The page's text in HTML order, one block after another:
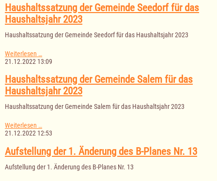
Sterley
für
das
2023
Haushaltssatzung der Gemeinde Seedorf für das
Haushaltsjahr 2023
Haushaltssatzung der Gemeinde Seedorf für das Haushaltsjahr 2023
Weiterlesen …
der
Seedorf
für
das
2023
21.12.2022 13:09
Haushaltssatzung der Gemeinde Salem für das
Haushaltsjahr 2023
Haushaltssatzung der Gemeinde Salem für das Haushaltsjahr 2023
Weiterlesen …Haushaltssatzung
der
Salem
für
das
Haushaltsjahr
21.12.2022 12:53
Aufstellung der 1. Änderung des B-Planes Nr. 13
Aufstellung der 1. Änderung des B-Planes Nr. 13